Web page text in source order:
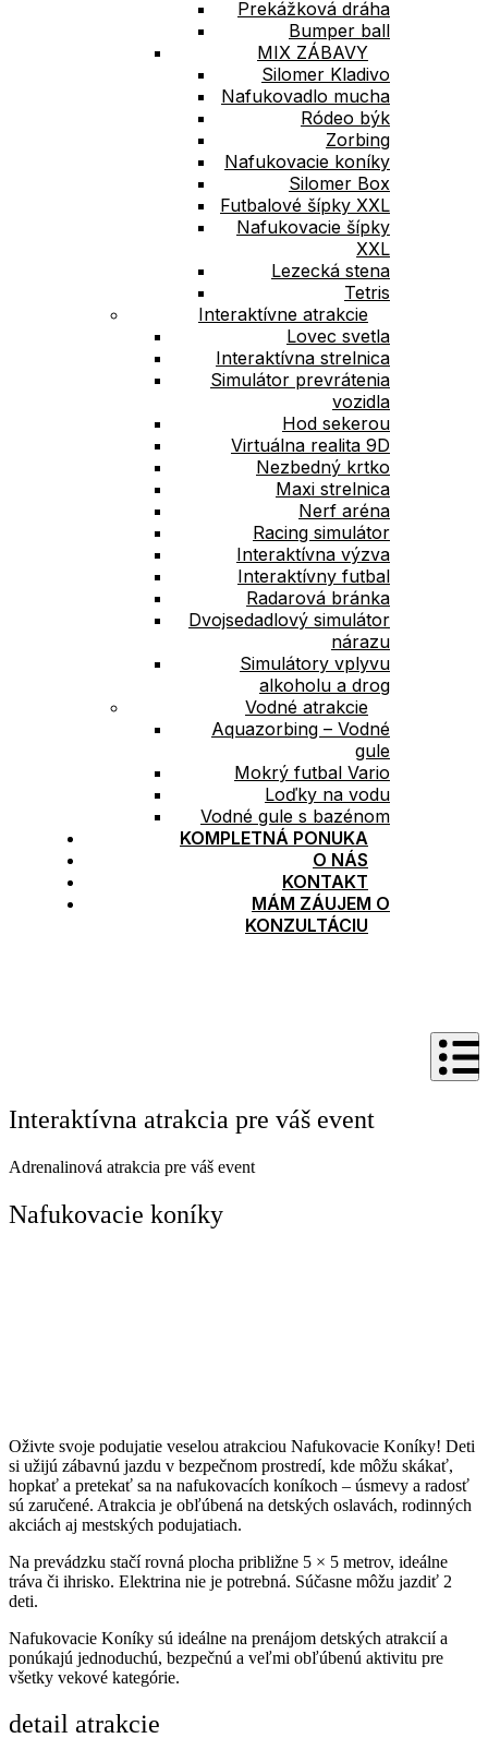
Prekážková dráha
Bumper ball
MIX ZÁBAVY
Silomer Kladivo
Nafukovadlo mucha
Ródeo býk
Zorbing
Nafukovacie koníky
Silomer Box
Futbalové šípky XXL
Nafukovacie šípky
XXL
Lezecká stena
Tetris
Interaktívne atrakcie
Lovec svetla
Interaktívna strelnica
Simulátor prevrátenia
vozidla
Hod sekerou
Virtuálna realita 9D
Nezbedný krtko
Maxi strelnica
Nerf aréna
Racing simulátor
Interaktívna výzva
Interaktívny futbal
Radarová bránka
Dvojsedadlový simulátor
nárazu
Simulátory vplyvu
alkoholu a drog
Vodné atrakcie
Aquazorbing – Vodné
gule
Mokrý futbal Vario
Loďky na vodu
Vodné gule s bazénom
KOMPLETNÁ PONUKA
O NÁS
KONTAKT
MÁM ZÁUJEM O
KONZULTÁCIU
Interaktívna atrakcia pre váš event
Adrenalinová atrakcia pre váš event
Nafukovacie koníky
Oživte svoje podujatie veselou atrakciou Nafukovacie Koníky! Deti
si užijú zábavnú jazdu v bezpečnom prostredí, kde môžu skákať,
hopkať a pretekať sa na nafukovacích koníkoch – úsmevy a radosť
sú zaručené. Atrakcia je obľúbená na detských oslavách, rodinných
akciách aj mestských podujatiach.
Na prevádzku stačí rovná plocha približne 5 × 5 metrov, ideálne
tráva či ihrisko. Elektrina nie je potrebná. Súčasne môžu jazdiť 2
deti.
Nafukovacie Koníky sú ideálne na prenájom detských atrakcií a
ponúkajú jednoduchú, bezpečnú a veľmi obľúbenú aktivitu pre
všetky vekové kategórie.
detail atrakcie